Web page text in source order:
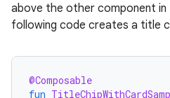
above the other component in
following code creates a title
@Composable
fun